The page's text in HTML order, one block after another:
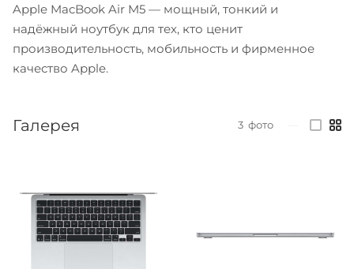
Apple MacBook Air M5 — мощный, тонкий и
надёжный ноутбук для тех, кто ценит
производительность, мобильность и фирменное
качество Apple.
Галерея 3 фото